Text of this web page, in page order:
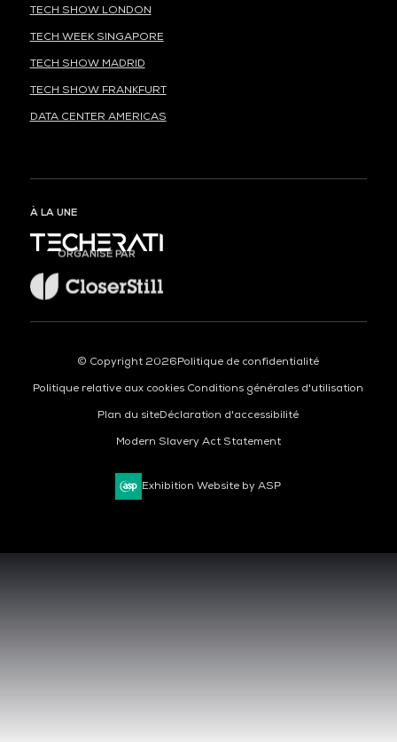
TECH SHOW LONDON
TECH WEEK SINGAPORE
TECH SHOW MADRID
TECH SHOW FRANKFURT
DATA CENTER AMERICAS
À LA UNE
ORGANISÉ PAR
© Copyright 2026Politique de confidentialité
Politique relative aux cookies Conditions générales d'utilisation
Plan du siteDéclaration d'accessibilité
Modern Slavery Act Statement
Exhibition Website by ASP